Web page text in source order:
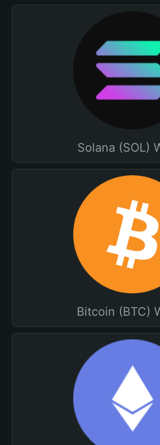
Solana (SOL)
Bitcoin (BTC)